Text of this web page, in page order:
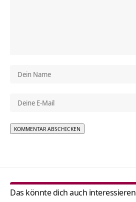
Das könnte dich auch interessieren